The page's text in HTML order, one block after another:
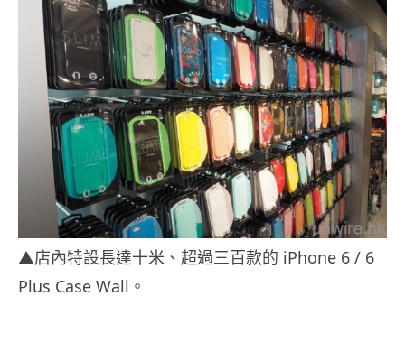
▲店內特設長達十米、超過三百款的 iPhone 6 / 6
Plus Case Wall。